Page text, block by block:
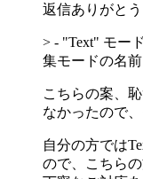
返信ありがとう
> - "Text" モー
集モードの名
こちらの案、
なかったので
自分の方では
ので、こちら